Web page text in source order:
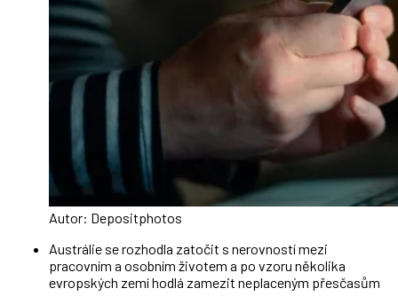
Autor: Depositphotos
Austrálie se rozhodla zatočit s nerovností mezi
pracovním a osobním životem a po vzoru několika
evropských zemí hodlá zamezit neplaceným přesčasům